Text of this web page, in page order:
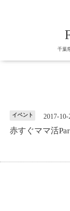
千葉
イベント 2017-
赤すぐママ活